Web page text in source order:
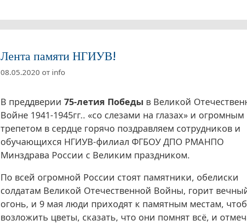
Лента памяти НГИУВ!
08.05.2020 от info
В преддверии 75-летия Победы в Великой
Войне 1941-1945гг.. «со слезами на глазах» и огромным
трепетом в сердце горячо поздравляем сотрудников и
обучающихся НГИУВ-филиал ФГБОУ ДПО РМАНПО
Минздрава России с Великим праздником.
По всей огромной России стоят памятники, обелиски
солдатам Великой Отечественной Войны, горит
огонь, и 9 мая люди приходят к памятным местам,
возложить цветы, сказать, что они помнят всё, и